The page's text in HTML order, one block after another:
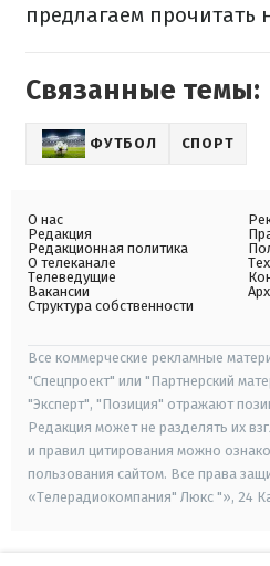
предлагаем прочитать
Связанные темы:
ФУТБОЛ СПОРТ
О нас
Редакция
Редакционная политика
О телеканале
Телеведущие
Вакансии
Структура собственности
Все коммерческие рекламные
"Спецпроект" или "Партнерский
"Эксперт", "Позиция" отражают
Редакция может не разделять их
и правил цитирования можно
пользования сайтом. Все права
«Телерадиокомпания" Люкс "», 24